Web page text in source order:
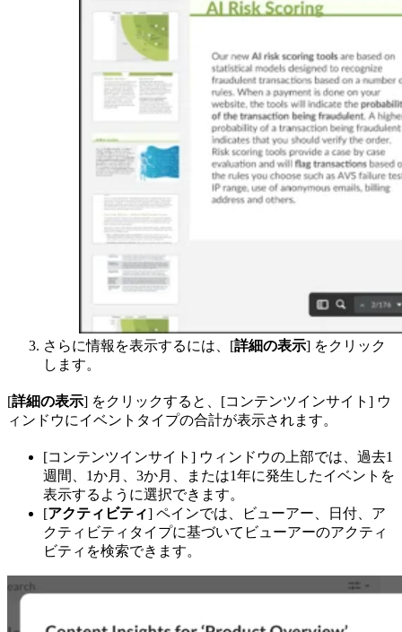
さらに情報を表示するには、[詳細の表示] をクリック
します。
[詳細の表示] をクリックすると、[コンテンツインサイト] ウ
ィンドウにイベントタイプの合計が表示されます。
[コンテンツインサイト] ウィンドウの上部では、過去1
週間、1か月、3か月、または1年に発生したイベントを
表示するように選択できます。
[アクティビティ] ペインでは、ビューアー、日付、ア
クティビティタイプに基づいてビューアーのアクティ
ビティを検索できます。